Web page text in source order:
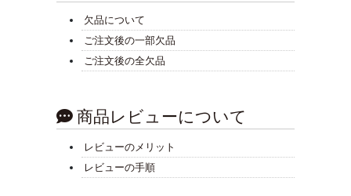
欠品について
ご注文後の一部欠品
ご注文後の全欠品
商品レビューについて
レビューのメリット
レビューの手順